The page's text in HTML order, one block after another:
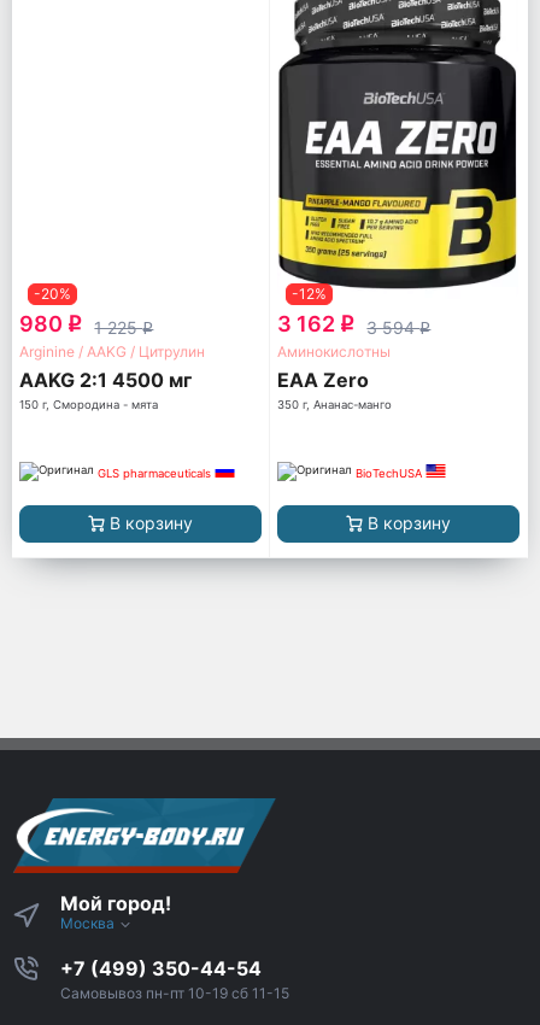
-20%
980 q 1 225q
Arginine / AAKG / Цитрулин
AAKG 2:1 4500 мг
150 г, Смородина - мята
GLS pharmaceuticals
В корзину
-12%
3 162 q 3 594q
Аминокислотны
EAA Zero
350 г, Ананас-манго
BioTechUSA
В корзину
Мой город!
Москва
+7 (499) 350-44-54
Самовывоз пн-пт 10-19 сб 11-15